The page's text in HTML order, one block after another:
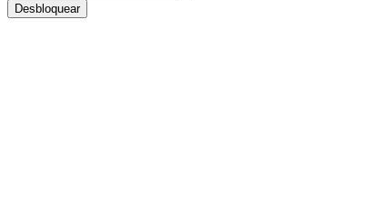
Desbloquear